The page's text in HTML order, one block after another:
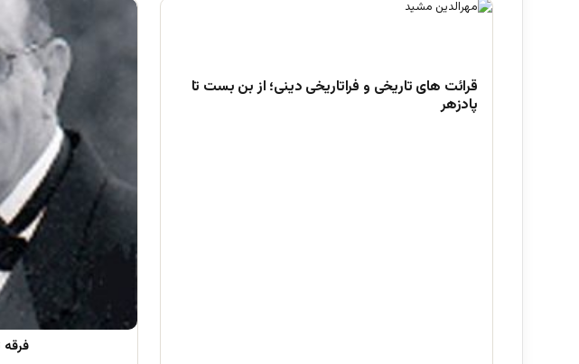
قرائت های تاریخی و فراتاریخی دینی؛ از بن بست تا
پادزهر